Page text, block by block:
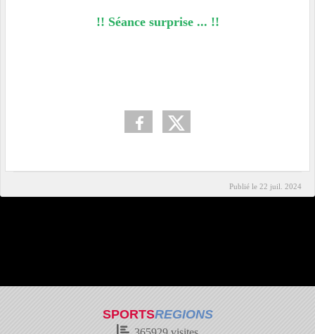
!! Séance surprise ... !!
Publié le 22 juil. 2024
SPORTSREGIONS